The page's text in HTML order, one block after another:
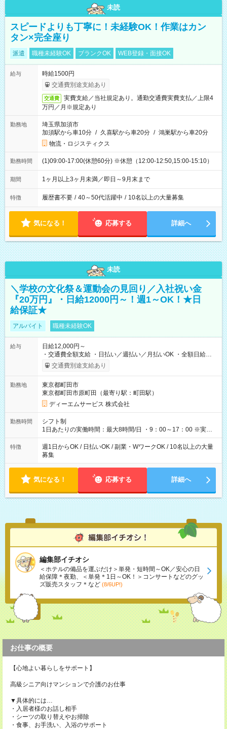
未読
スピードよりも丁寧に！未経験OK！作業はカン
タン×完全座り
派遣 職種未経験OK ブランクOK WEB登録・面接OK
給与
時給1500円
交通費別途支給あり
交通費
実費支給／当社規定あり。通勤交通費実費支払／上限4
万円／月※規定あり
勤務地
埼玉県加須市
加須駅から車10分 / 久喜駅から車20分 / 鴻巣駅から車20分
物流・ロジスティクス
勤務時間 (1)09:00-17:00(休憩60分) ※休憩（12:00-12:50,15:00-15:10）
期間 1ヶ月以上3ヶ月未満／即日～9月末まで
特徴 履歴書不要 / 40～50代活躍中 / 10名以上の大量募集
気になる！ 応募する 詳細へ
未読
＼学校の文化祭＆運動会の見回り／入社祝い金
『20万円』・日給12000円～！週1～OK！★日
給保証★
アルバイト 職種未経験OK
給与
日給12,000円～
・交通費全額支給 ・日払い／週払い／月払いOK ・全額日給保
証あり ・－・－・－・－・－・－・－・－・－・－・ ★☆入社
祝金20万円★☆ ※1勤務毎に2000円ずつ支給！ ※100勤務目で合
－・－・－・－・－・ ≪給与例≫ 月22日働いた場合 月給：26
万4，000円 ＝12，000円×22日 ※別途交通費 ----- ■法定研修：
20時間×1，226円／合計24，520円支給 『お弁当』支給もあり♪
【試用期間】試用期間なし
交通費別途支給あり
勤務地
東京都町田市
東京都町田市原町田（最寄り駅：町田駅）
ディーエムサービス 株式会社
勤務時間
シフト制
1日あたりの実働時間：最大8時間/日 ・9：00～17：00 ※実働8
時間・休憩1時間 ⇒実は…16時くらいには終わっちゃうことがほ
とんどです！ ★早く勤務が終わっても日給保証あり！
特徴
週1日からOK / 日払いOK / 副業・WワークOK / 10名以上の大量
募集
気になる！ 応募する 詳細へ
編集部イチオシ
＜ホテルの備品を運ぶだけ＞単発・短時間～OK／安心の日
給保障＊夜勤、＜単発＊1日～OK！＞コンサートなどのグッ
ズ販売スタッフ＊など (8/6UP!)
お仕事の概要
【心地よい暮らしをサポート】
高級シニア向けマンションで介護のお仕事
▼具体的には…
・入居者様のお話し相手
・シーツの取り替えやお掃除
・食事、お手洗い、入浴のサポート